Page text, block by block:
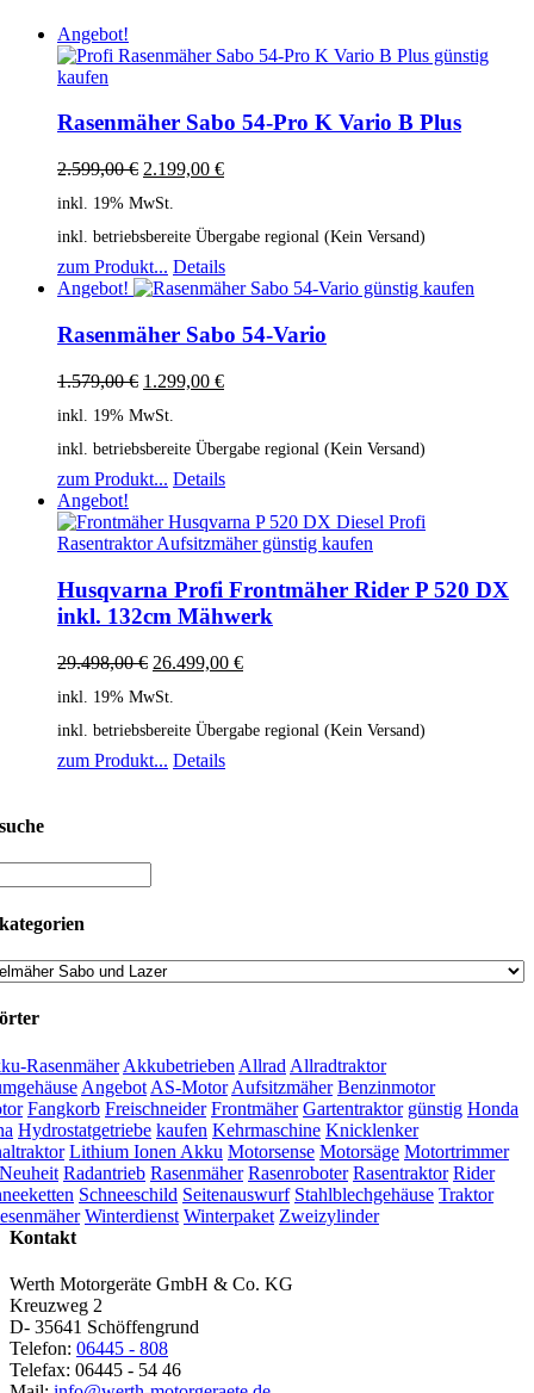
Angebot!
Rasenmäher Sabo 54-Pro K Vario B Plus
2.599,00€ 2.199,00 €
inkl. 19% MwSt.
inkl. betriebsbereite Übergabe regional (Kein Versand)
zum Produkt... Details
Angebot!
Rasenmäher Sabo 54-Vario
1.579,00€ 1.299,00 €
inkl. 19% MwSt.
inkl. betriebsbereite Übergabe regional (Kein Versand)
zum Produkt... Details
Angebot!
Husqvarna Profi Frontmäher Rider P 520 DX
inkl. 132cm Mähwerk
29.498,00€ 26.499,00 €
inkl. 19% MwSt.
inkl. betriebsbereite Übergabe regional (Kein Versand)
zum Produkt... Details
Rasenmäher Akkubetrieben Allrad Allradtraktor
Angebot AS-Motor Aufsitzmäher Benzinmotor
Fangkorb Freischneider Frontmäher Gartentraktor günstig Honda
Hydrostatgetriebe kaufen Kehrmaschine Knicklenker
Lithium Ionen Akku Motorsense Motorsäge Motortrimmer
Neuheit Radantrieb Rasenmäher Rasenroboter Rasentraktor Rider
Schneeschild Seitenauswurf Stahlblechgehäuse Traktor
Winterdienst Winterpaket Zweizylinder
Kontakt
Werth Motorgeräte GmbH & Co. KG
Kreuzweg 2
D- 35641 Schöffengrund
Telefon: 06445 - 808
Telefax: 06445 - 54 46